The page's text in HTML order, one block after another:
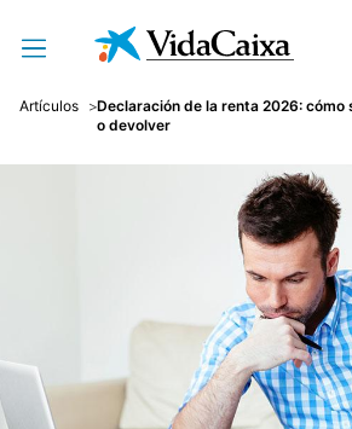
Saltar al contenido
Artículos
Declaración de la renta 2026:
o devolver